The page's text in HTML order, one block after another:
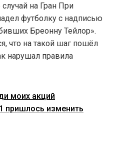
на Гран При
футболку с надписью
Бреонну Тейлор».
что на такой шаг пошёл
нарушал правила
моих акций
пришлось изменить